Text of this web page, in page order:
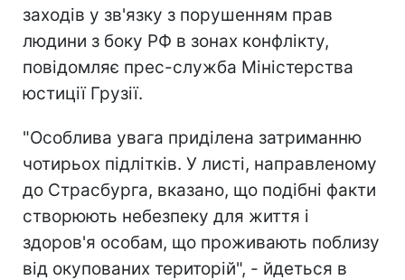
заходів у зв'язку з порушенням прав
людини з боку РФ в зонах конфлікту,
повідомляє прес-служба Міністерства
юстиції Грузії.
"Особлива увага приділена затриманню
чотирьох підлітків. У листі, направленому
до Страсбурга, вказано, що подібні факти
створюють небезпеку для життя і
здоров'я особам, що проживають поблизу
від окупованих територій", - йдеться в